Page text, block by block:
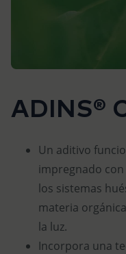
ADINS®
Un aditivo
impregnado
los sistemas
materia
la luz.
Incorpora una